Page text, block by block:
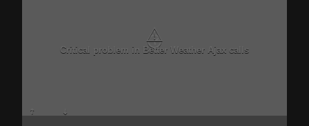
⚠
Critical problem in Better Weather Ajax calls